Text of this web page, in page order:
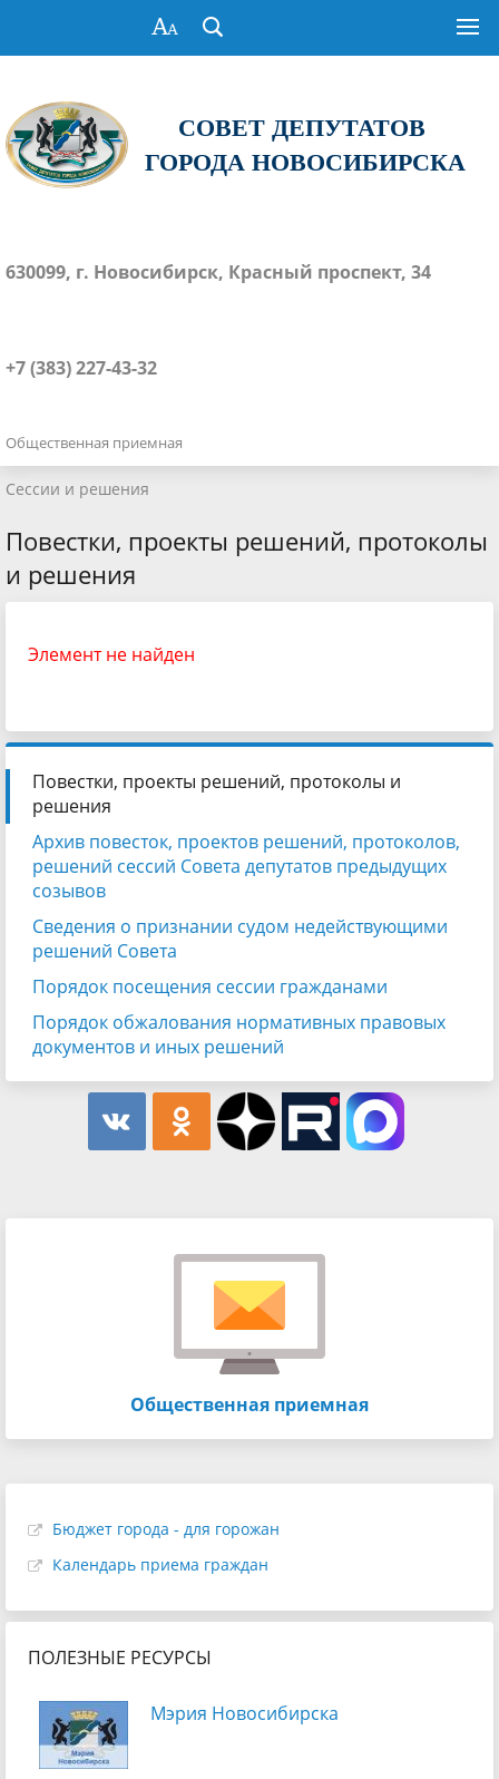
СОВЕТ ДЕПУТАТОВ
ГОРОДА НОВОСИБИРСКА
630099, г. Новосибирск, Красный проспект, 34
+7 (383) 227-43-32
Общественная приемная
Сессии и решения
Повестки, проекты решений, протоколы
и решения
Элемент не найден
Повестки, проекты решений, протоколы и
решения
Архив повесток, проектов решений, протоколов,
решений сессий Совета депутатов предыдущих
созывов
Сведения о признании судом недействующими
решений Совета
Порядок посещения сессии гражданами
Порядок обжалования нормативных правовых
документов и иных решений
Общественная приемная
Бюджет города - для горожан
Календарь приема граждан
ПОЛЕЗНЫЕ РЕСУРСЫ
Мэрия Новосибирска